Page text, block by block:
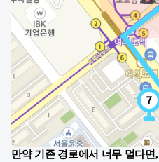
만약 기존 경로에서 너무 멀다면,